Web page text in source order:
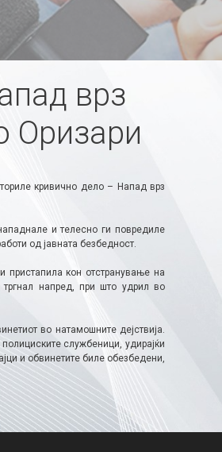
врз
Оризари
кривично дело – Напад врз
и телесно ги повредиле
од јавната безбедност.
пристапила кон отстранување на
тргнал напред, при што удрил во
во натамошните дејствија.
службеници, удирајќи
и обвинетите биле обезбедени,